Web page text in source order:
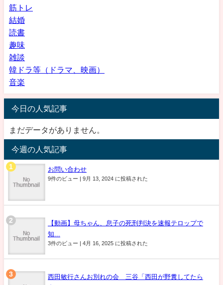
筋トレ
結婚
読書
趣味
雑談
韓ドラ等（ドラマ、映画）
音楽
今日の人気記事
まだデータがありません。
今週の人気記事
お問い合わせ
9件のビュー | 9月 13, 2024 に投稿された
【動画】母ちゃん、息子の死刑判決を速報テロップで
知...
3件のビュー | 4月 16, 2025 に投稿された
西田敏行さんお別れの会 三谷「西田が野糞してたら